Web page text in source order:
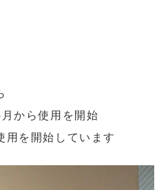
サイトマップ
から使用を開始
用を開始しています